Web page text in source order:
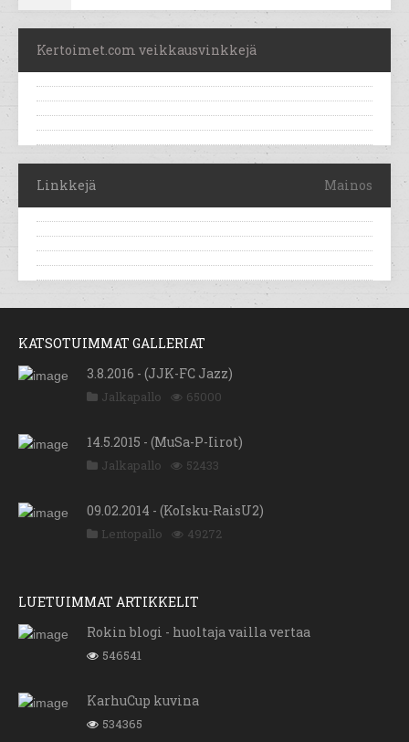
Kertoimet.com veikkausvinkkejä
Linkkejä Mainos
KATSOTUIMMAT GALLERIAT
3.8.2016 - (JJK-FC Jazz)
Jalkapallo 65000
14.5.2015 - (MuSa-P-Iirot)
Jalkapallo 52433
09.02.2014 - (KoIsku-RaisU2)
Lentopallo 49272
LUETUIMMAT ARTIKKELIT
Rokin blogi - huoltaja vailla vertaa
546541
KarhuCup kuvina
534365